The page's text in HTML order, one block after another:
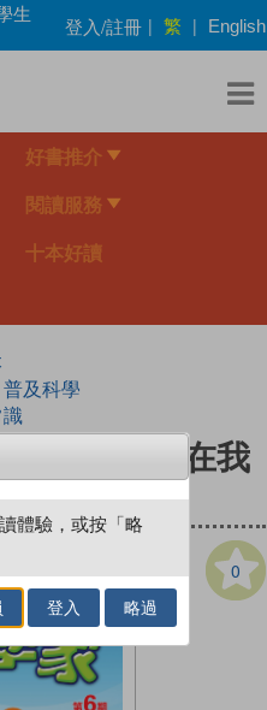
生
登入/註冊 | 繁 | English
好書推介
閱讀服務
十本好讀
普及科學
）#6 誰踩在我
on Me?
0
體驗，或按「略
登入 略過